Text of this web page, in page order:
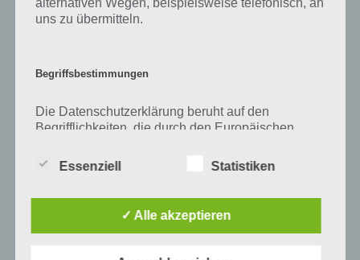
KOMMENTARE
VORIGER ARTIKEL NÄCHSTER ARTIKEL
uns zu übermitteln.
Begriffsbestimmungen
Die Datenschutzerklärung beruht auf den
Begrifflichkeiten, die durch den Europäischen
der Datenschutz-Grundverordnung (DS-GVO)
unsere Kunden und Geschäftspartner einfach
lesbar und verständlich sein. Um dies zu
Begrifflichkeiten erläutern.
Essenziell Statistiken
✓ Alle akzeptieren